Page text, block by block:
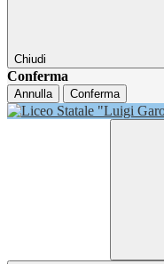
Chiudi
Conferma
Annulla Conferma